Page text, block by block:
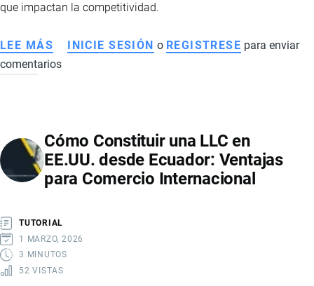
que impactan la competitividad.
LEE MÁS SOBRE
IMPORTANCIA
Y
LOS
RETOS
LOGÍSTICA
EN
ECUADOR
INICIE SESIÓN o REGISTRESE para enviar
comentarios
Cómo Constituir una LLC en
EE.UU. desde Ecuador: Ventajas
para Comercio Internacional
TUTORIAL
1 MARZO, 2026
3 MINUTOS
52 VISTAS